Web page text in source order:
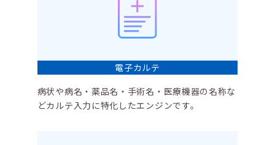
電子カルテ
病状や病名・薬品名・手術名・医療機器の名称な
どカルテ入力に特化したエンジンです。